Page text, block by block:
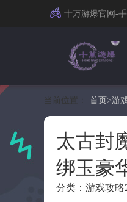
十万游爆官网-
当前位置： 首页 >游
太古封
绑玉豪
分类：游戏攻略